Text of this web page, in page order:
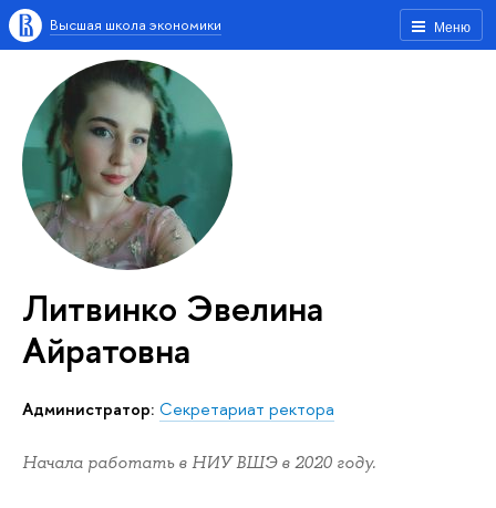
Меню
Высшая школа экономики
Литвинко Эвелина
Айратовна
Администратор: Секретариат ректора
Начала работать в НИУ ВШЭ в 2020 году.